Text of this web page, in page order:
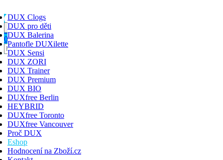
HLEDAT PŘIHLÁSIT
0
Toggle navigation
DUX Clogs
DUX pro děti
DUX Balerina
Pantofle DUXilette
DUX Sensi
DUX ZORI
DUX Trainer
DUX Premium
DUX BIO
DUXfree Berlin
HEYBRID
DUXfree Toronto
DUXfree Vancouver
Proč DUX
Eshop
Hodnocení na Zboží.cz
DUX Clogs
DUX pro děti
DUX Balerina
Pantofle DUXilette
DUX Sensi
DUX ZORI
DUX Trainer
DUX Premium
DUX BIO
DUXfree Berlin
HEYBRID
DUXfree Toronto
DUXfree Vancouver